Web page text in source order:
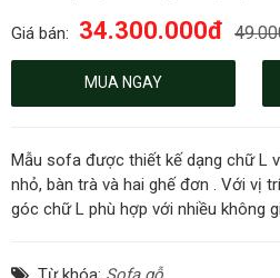
Giá bán: 34.300.000đ
MUA NGAY
Mẫu sofa được thiết kế dạng chữ L
nhỏ, bàn trà và hai ghế đơn . Với vị
góc chữ L phù hợp với nhiều không